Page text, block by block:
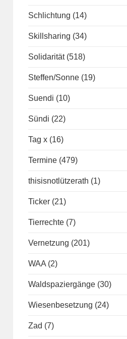
Schlichtung (14)
Skillsharing (34)
Solidarität (518)
Steffen/Sonne (19)
Suendi (10)
Sündi (22)
Tag x (16)
Termine (479)
thisisnotlützerath (1)
Ticker (21)
Tierrechte (7)
Vernetzung (201)
WAA (2)
Waldspaziergänge (30)
Wiesenbesetzung (24)
Zad (7)